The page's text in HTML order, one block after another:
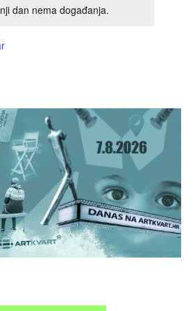
dan nema događanja.